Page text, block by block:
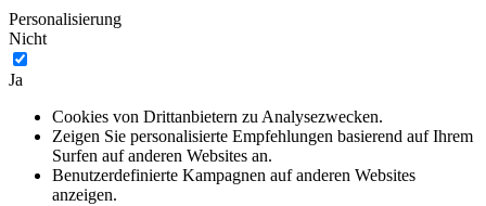
Personalisierung
Nicht
Ja
Cookies von Drittanbietern zu Analysezwecken.
Zeigen Sie personalisierte Empfehlungen basierend auf Ihrem
Surfen auf anderen Websites an.
Benutzerdefinierte Kampagnen auf anderen Websites
anzeigen.